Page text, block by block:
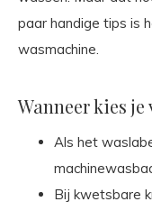
paar handige tips is
wasmachine.
Wanneer kies je
Als het
Bij kwetsbare